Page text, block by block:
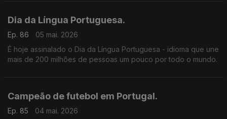
Dia da Língua Portuguesa.
Ep. 86
05 mai. 2026
É hoje assinalado o Dia da Língua Portuguesa - idioma que une
mais de 200 milhões de pessoas um pouco por todo o mundo.
Campeão de futebol em Portugal.
Ep. 85
04 mai. 2026